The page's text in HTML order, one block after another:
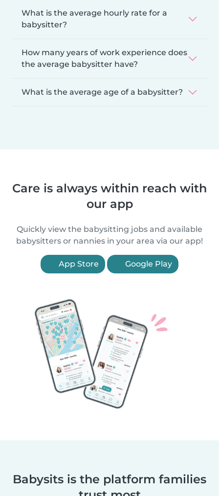
What is the average hourly rate for a
babysitter?
How many years of work experience does
the average babysitter have?
What is the average age of a babysitter?
Care is always within reach with
our app
Quickly view the babysitting jobs and available
babysitters or nannies in your area via our app!
App Store Google Play
Babysits is the platform families